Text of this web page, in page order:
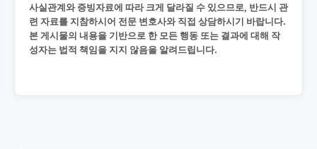
사실관계와 증빙자료에 따라 크게 달라질 수 있으므로, 반드시 관
련 자료를 지참하시어 전문 변호사와 직접 상담하시기 바랍니다.
본 게시물의 내용을 기반으로 한 모든 행동 또는 결과에 대해 작
성자는 법적 책임을 지지 않음을 알려드립니다.